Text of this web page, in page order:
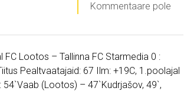
Kommentaare pole
Lootos – Tallinna FC Starmedia 0 :
Pealtvaatajaid: 67 Ilm: +19C, 1.poolajal
(Lootos) – 47`Kudrjašov, 49`,